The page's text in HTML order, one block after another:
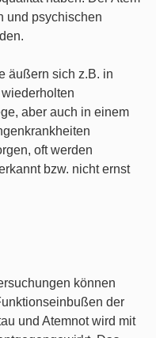
und psychischen
äußern sich z.B. in
aber auch in einem
oft werden
bzw. nicht ernst
können
der
und Atemnot wird mit